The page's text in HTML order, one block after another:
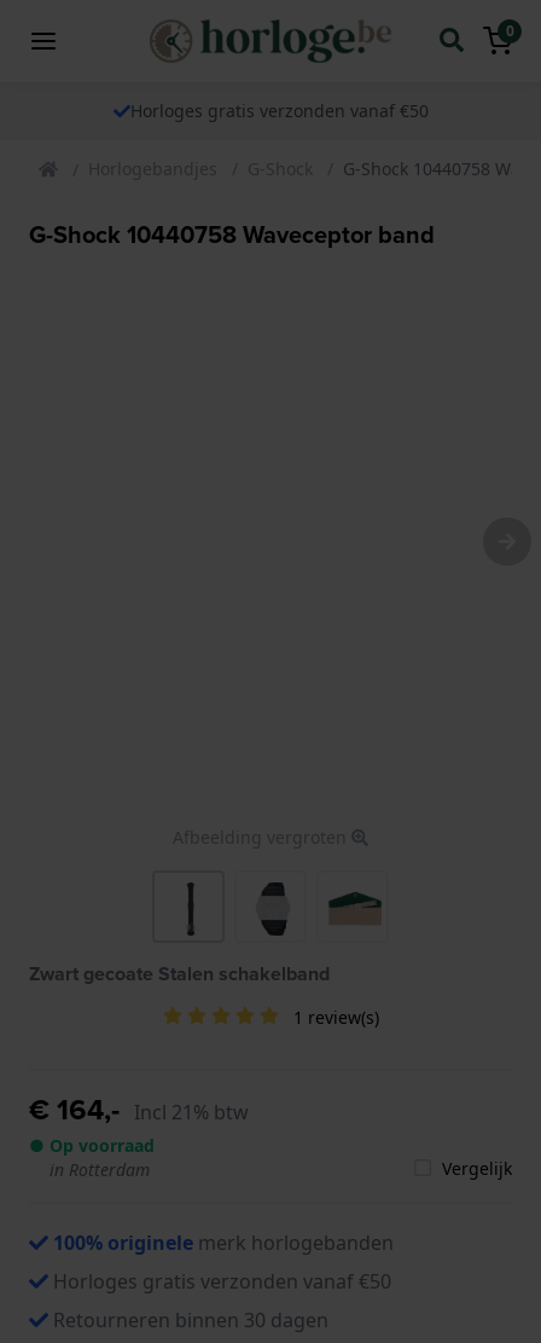
0
Horloges gratis verzonden vanaf €50
Horlogebandjes G-Shock G-Shock 10440758
G-Shock 10440758 Waveceptor band
Afbeelding vergroten
Zwart gecoate Stalen schakelband
1 review(s)
€ 164,- Incl 21% btw
● Op voorraad
in Rotterdam
Vergelijk
100% originele merk horlogebanden
Horloges gratis verzonden vanaf €50
Retourneren binnen 30 dagen